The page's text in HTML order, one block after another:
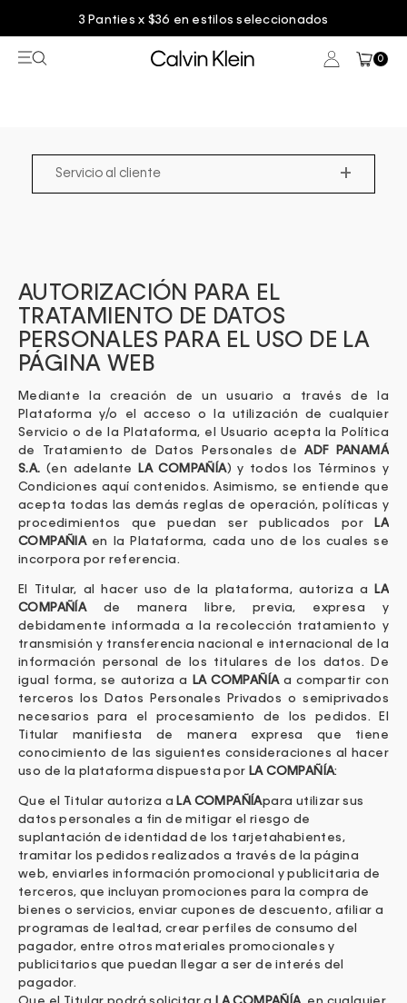
3 Panties x $36 en estilos seleccionados
0
Servicio al cliente +
AUTORIZACIÓN PARA EL
TRATAMIENTO DE DATOS
PERSONALES PARA EL USO DE LA
PÁGINA WEB
Mediante la creación de un usuario a través de la
Plataforma y/o el acceso o la utilización de cualquier
Servicio o de la Plataforma, el Usuario acepta la Política
de Tratamiento de Datos Personales deADF PANAMÁ
S.A. (en adelante LA COMPAÑÍA) y todos los Términos y
Condiciones aquí contenidos. Asimismo, se entiende que
acepta todas las demás reglas de operación, políticas y
procedimientos que puedan ser publicados por
LA
COMPAÑIAen la Plataforma, cada uno de los cuales se
incorpora por referencia.
El Titular, al hacer uso de la plataforma, autoriza a
LA
COMPAÑÍAde manera libre, previa, expresa y
debidamente informada a la recolección tratamiento y
transmisión y transferencia nacional e internacional de la
información personal de los titulares de los datos. De
igual forma, se autoriza a
LA COMPAÑÍAa compartir con
terceros los Datos Personales Privados o semiprivados
necesarios para el procesamiento de los pedidos. El
Titular manifiesta de manera expresa que tiene
conocimiento de las siguientes consideraciones al hacer
uso de la plataforma dispuesta por LA COMPAÑÍA:
Que el Titular autoriza a LA COMPAÑÍApara utilizar sus
datos personales a fin de mitigar el riesgo de
suplantación de identidad de los tarjetahabientes,
tramitar los pedidos realizados a través de la página
web, enviarles información promocional y publicitaria de
terceros, que incluyan promociones para la compra de
bienes o servicios, enviar cupones de descuento, afiliar a
programas de lealtad, crear perfiles de consumo del
pagador, entre otros materiales promocionales y
publicitarios que puedan llegar a ser de interés del
pagador.